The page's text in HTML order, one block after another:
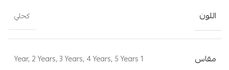
اللون كحلي
مقاس 1 Year
, 2 Years, 3 Years, 4 Years, 5 Years